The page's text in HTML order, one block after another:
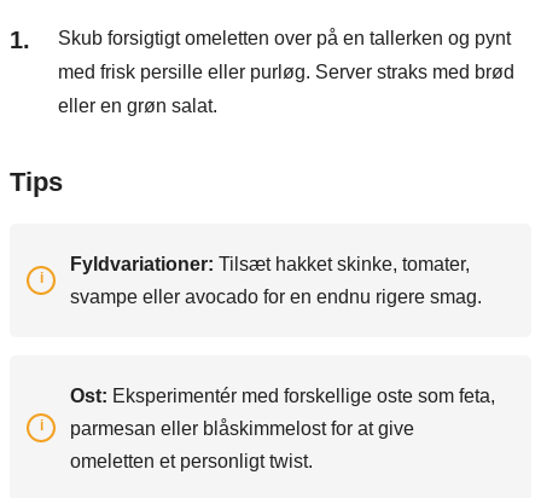
Skub forsigtigt omeletten over på en tallerken og pynt
med frisk persille eller purløg. Server straks med brød
eller en grøn salat.
Tips
Fyldvariationer: Tilsæt hakket skinke, tomater,
svampe eller avocado for en endnu rigere smag.
Ost: Eksperimentér med forskellige oste som feta,
parmesan eller blåskimmelost for at give
omeletten et personligt twist.